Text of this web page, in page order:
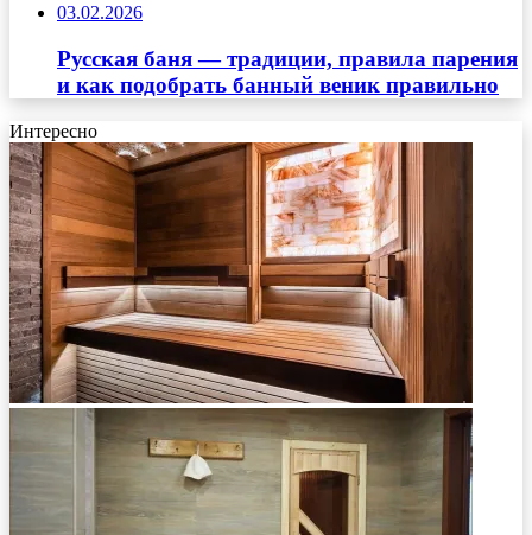
03.02.2026
Русская баня — традиции, правила парения
и как подобрать банный веник правильно
Интересно